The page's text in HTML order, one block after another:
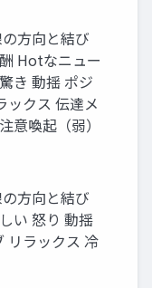
方向と結び
Hotなニュー
き 動揺 ポジ
ックス 伝達メ
意喚起（弱）
方向と結び
い 怒り 動揺
リラックス 冷